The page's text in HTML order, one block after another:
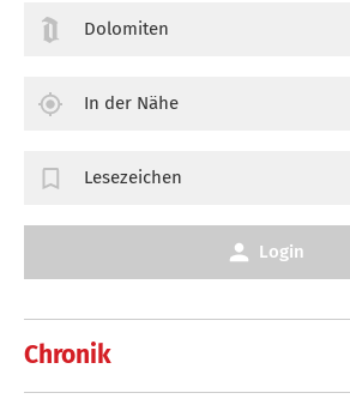
Chronik
Dolomiten
In der Nähe
Lesezeichen
Login